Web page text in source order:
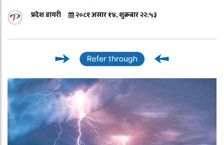
प्रदेश डायरी २०८१ असार १४, शुक्रबार २२:५३